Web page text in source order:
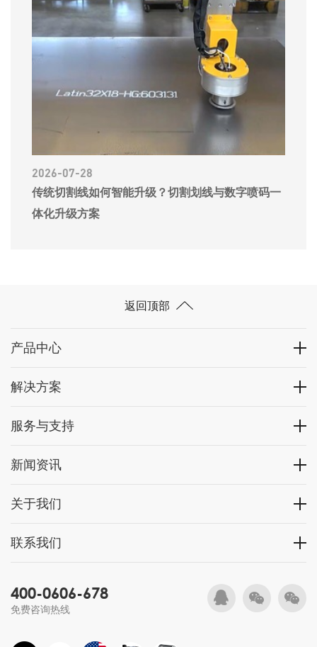
2026-07-28
传统切割线如何智能升级？切割划线与数字喷码一
体化升级方案
返回顶部
产品中心
解决方案
服务与支持
新闻资讯
关于我们
联系我们
400-0606-678
免费咨询热线